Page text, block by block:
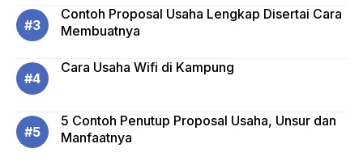
Contoh Proposal Usaha Lengkap Disertai Cara
Membuatnya
Cara Usaha Wifi di Kampung
5 Contoh Penutup Proposal Usaha, Unsur dan
Manfaatnya